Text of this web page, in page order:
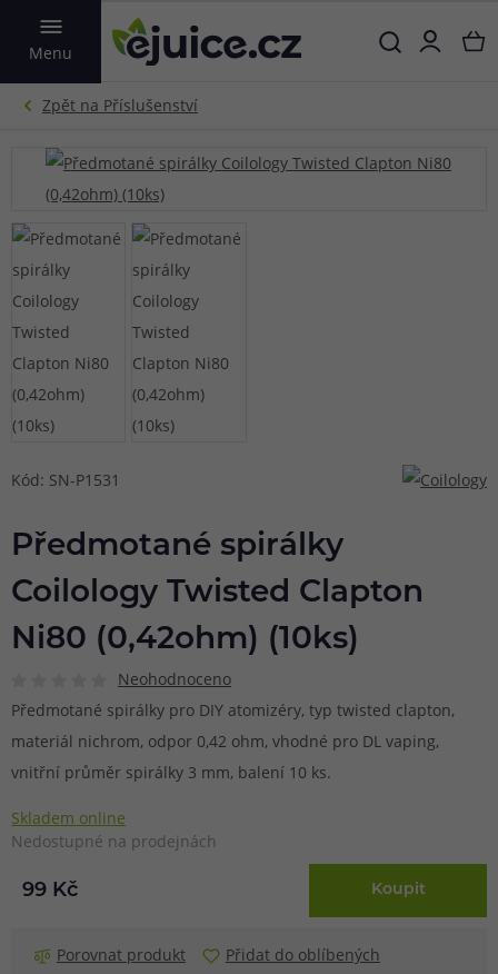
Menu
VYHLEDAT
Kód: SN-P1531
Předmotané spirálky
Coilology Twisted Clapton
Ni80 (0,42ohm) (10ks)
Neohodnoceno
Předmotané spirálky pro DIY atomizéry, typ twisted clapton,
materiál nichrom, odpor 0,42 ohm, vhodné pro DL vaping,
vnitřní průměr spirálky 3 mm, balení 10 ks.
Skladem online
Nedostupné na prodejnách
99 Kč Koupit
Porovnat produkt
Přidat do oblíbených